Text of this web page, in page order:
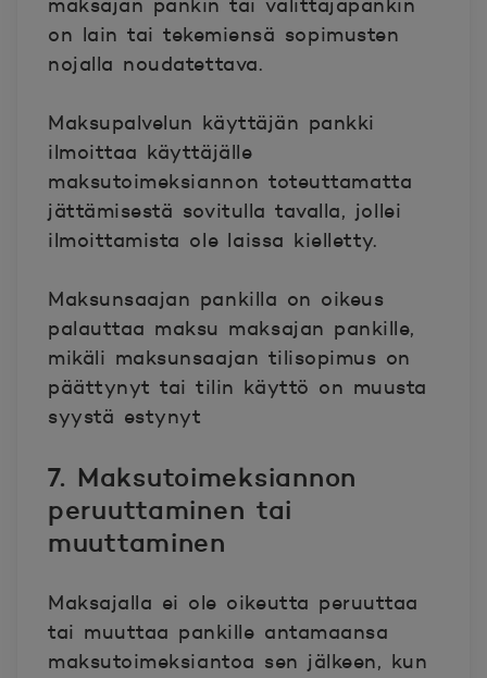
maksajan pankin tai välittäjäpankin
on lain tai tekemiensä sopimusten
nojalla noudatettava.
Maksupalvelun käyttäjän pankki
ilmoittaa käyttäjälle
maksutoimeksiannon toteuttamatta
jättämisestä sovitulla tavalla, jollei
ilmoittamista ole laissa kielletty.
Maksunsaajan pankilla on oikeus
palauttaa maksu maksajan pankille,
mikäli maksunsaajan tilisopimus on
päättynyt tai tilin käyttö on muusta
syystä estynyt
7. Maksutoimeksiannon
peruuttaminen tai
muuttaminen
Maksajalla ei ole oikeutta peruuttaa
tai muuttaa pankille antamaansa
maksutoimeksiantoa sen jälkeen, kun